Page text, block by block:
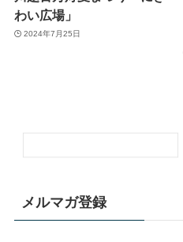
わい広場」
2024年7月25日
メルマガ登録